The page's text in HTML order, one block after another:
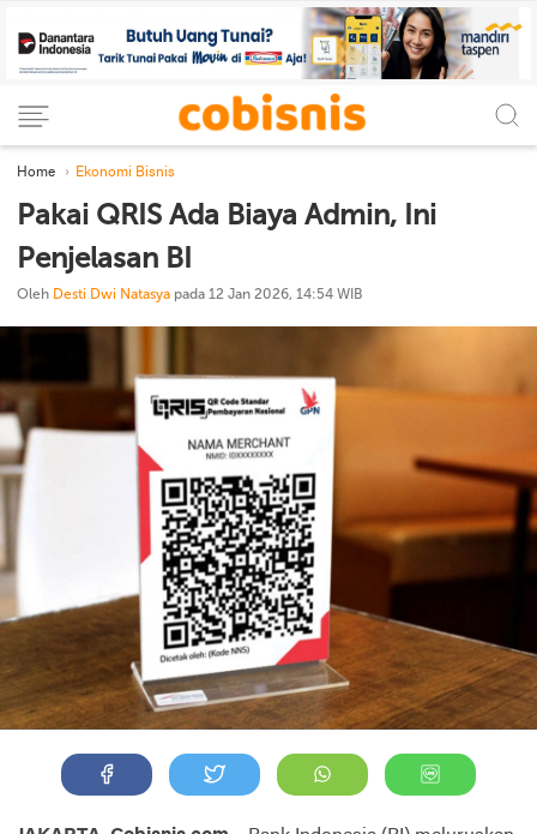
Home Ekonomi Bisnis
Pakai QRIS Ada Biaya Admin, Ini
Penjelasan BI
Oleh Desti Dwi Natasya pada 12 Jan 2026, 14:54 WIB